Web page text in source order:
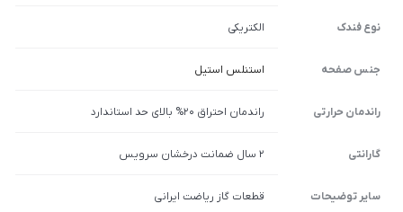
نوع فندک الکتریکی
جنس صفحه استنلس استیل
راندمان حرارتی راندمان احتراق 20% بالای حد استاندارد
گارانتی 2 سال ضمانت درخشان سرویس
سایر توضیحات قطعات گاز ریاضت ایرانی